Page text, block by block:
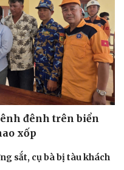
đênh trên biển
xốp
sắt, cụ bà bị tàu khách